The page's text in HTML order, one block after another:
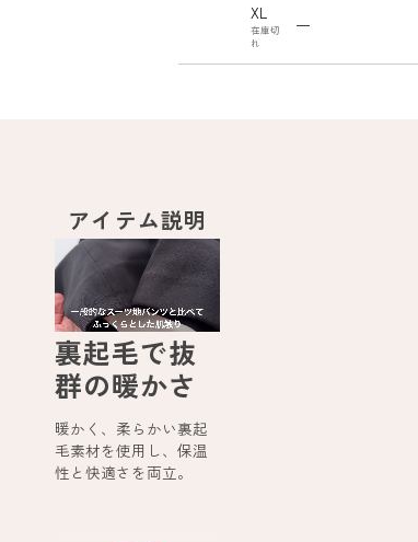
XL
在庫切
れ
—
アイテム説明
裏起毛で抜
群の暖かさ
暖かく、柔らかい裏起
毛素材を使用し、保温
性と快適さを両立。